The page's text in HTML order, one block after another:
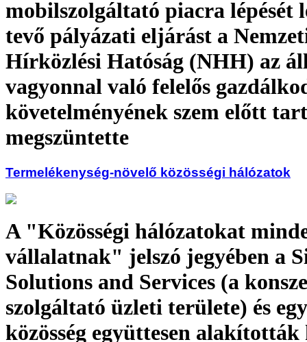
mobilszolgáltató piacra lépését
tevő pályázati eljárást a
Hírközlési Hatóság (NHH) az
vagyonnal való felelős
követelményének szem előtt
megszüntette
Termelékenység-növelő közösségi hálózatok
A "Közösségi hálózatokat
vállalatnak" jelszó jegyében a
Solutions and Services (a
szolgáltató üzleti területe) és
közösség együttesen alakították